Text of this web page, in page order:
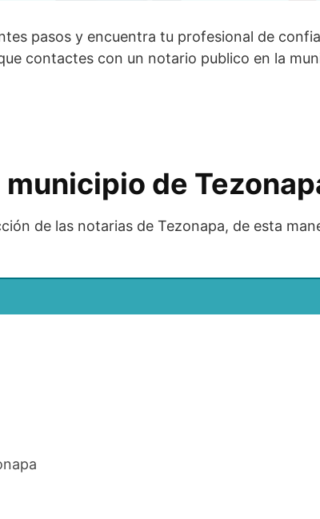
pasos y encuentra tu profesional de
contactes con un notario publico en la
de
de las notarias de Tezonapa, de esta